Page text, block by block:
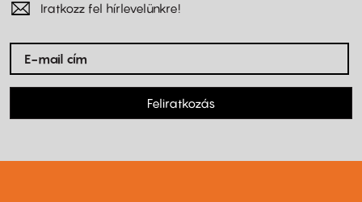
Iratkozz fel hírlevelünkre!
Feliratkozás